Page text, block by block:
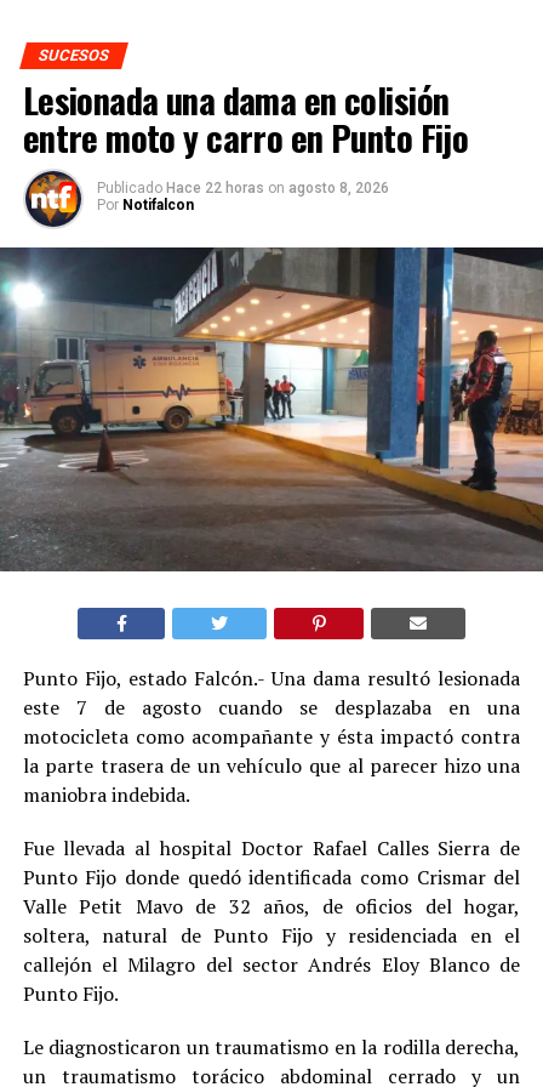
SUCESOS
Lesionada una dama en colisión
entre moto y carro en Punto Fijo
Publicado Hace 22 horas on agosto 8, 2026
Por Notifalcon
Punto Fijo, estado Falcón.- Una dama resultó lesionada
este 7 de agosto cuando se desplazaba en una
motocicleta como acompañante y ésta impactó contra
la parte trasera de un vehículo que al parecer hizo una
maniobra indebida.
Fue llevada al hospital Doctor Rafael Calles Sierra de
Punto Fijo donde quedó identificada como Crismar del
Valle Petit Mavo de 32 años, de oficios del hogar,
soltera, natural de Punto Fijo y residenciada en el
callejón el Milagro del sector Andrés Eloy Blanco de
Punto Fijo.
Le diagnosticaron un traumatismo en la rodilla derecha,
un traumatismo torácico abdominal cerrado y un